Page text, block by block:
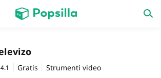
nuove uscite
4.1 Gratis Strumenti video